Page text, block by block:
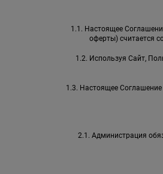
1.1. Настоящее
оферты) считается
1.2. Используя Сайт,
1.3. Настоящее
2.1. Администрация